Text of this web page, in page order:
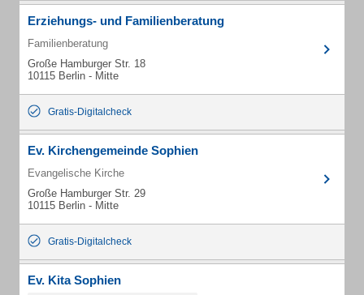
Erziehungs- und Familienberatung
Familienberatung
Große Hamburger Str. 18
10115 Berlin - Mitte
Gratis-Digitalcheck
Ev. Kirchengemeinde Sophien
Evangelische Kirche
Große Hamburger Str. 29
10115 Berlin - Mitte
Gratis-Digitalcheck
Ev. Kita Sophien